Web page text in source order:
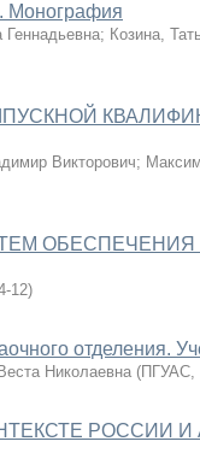
; Козина,
Викторович;
ОБЕСПЕЧЕНИЯ
12)
отделения.
Николаевна (ПГУАС,
РОССИИ И